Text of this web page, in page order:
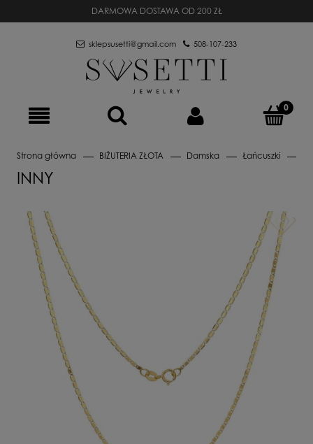
DARMOWA DOSTAWA OD 200 ZŁ
sklepsusetti@gmail.com 508-107-233
Strona główna BIŻUTERIA ZŁOTA Damska Łańcuszki
INNY